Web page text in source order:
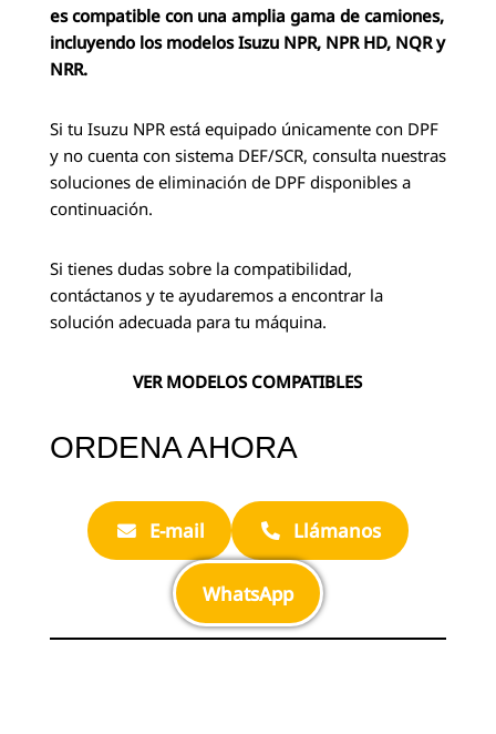
es compatible con una amplia gama de camiones,
incluyendo los modelos Isuzu NPR, NPR HD, NQR y
NRR.
Si tu Isuzu NPR está equipado únicamente con DPF
y no cuenta con sistema DEF/SCR, consulta nuestras
soluciones de eliminación de DPF disponibles a
continuación.
Si tienes dudas sobre la compatibilidad,
contáctanos y te ayudaremos a encontrar la
solución adecuada para tu máquina.
VER MODELOS COMPATIBLES
ORDENA AHORA
E-mail Llámanos
WhatsApp